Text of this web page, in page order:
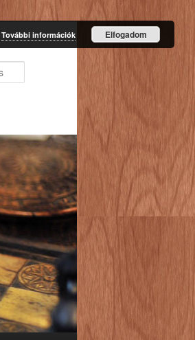
További információk Elfogadom